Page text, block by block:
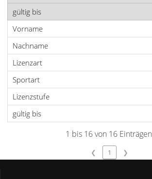
1 bis 16 von 16 Einträgen
❮ 1 ❯